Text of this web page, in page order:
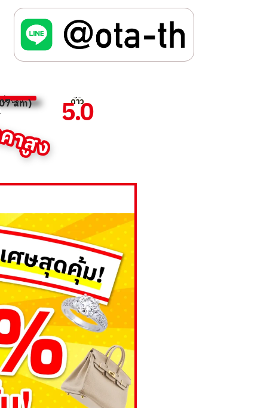
าสูง
am) รวว
รวว
ดาว
ดาว
5.0
ซื้อจริง